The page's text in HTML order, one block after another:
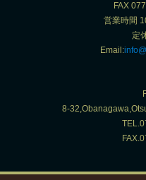
FAX
営業時間
定
Email:
8-